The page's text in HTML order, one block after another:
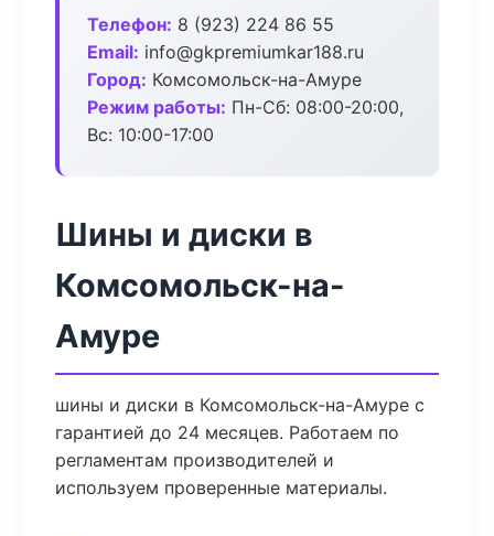
Телефон: 8 (923) 224 86 55
Email: info@gkpremiumkar188.ru
Город: Комсомольск-на-Амуре
Режим работы: Пн-Сб: 08:00-20:00,
Вс: 10:00-17:00
Шины и диски в
Комсомольск-на-
Амуре
шины и диски в Комсомольск-на-Амуре с
гарантией до 24 месяцев. Работаем по
регламентам производителей и
используем проверенные материалы.